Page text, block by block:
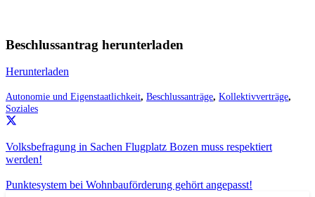
Beschlussantrag herunterladen
Herunterladen
Autonomie und Eigenstaatlichkeit, Beschlussanträge, Kollektivverträge,
Soziales
Volksbefragung in Sachen Flugplatz Bozen muss respektiert
werden!
Punktesystem bei Wohnbauförderung gehört angepasst!